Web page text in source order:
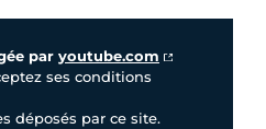
par youtube.com
ses conditions
déposés par ce site.